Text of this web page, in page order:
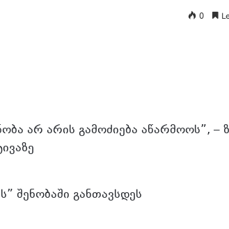
0
არ არის გამოძიება აწარმოოს”, –
შენობაში განთავსდეს